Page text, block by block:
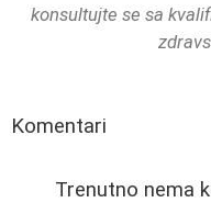
konsultujte se sa
Komentari
Trenutno nema